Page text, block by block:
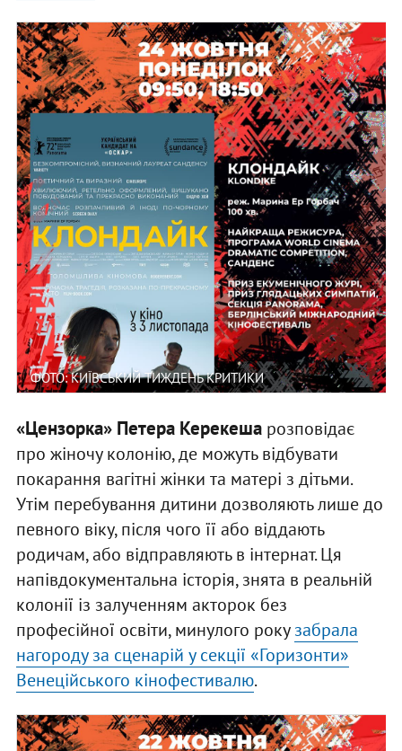
ФОТО: КИЇВСЬКИЙ ТИЖДЕНЬ КРИТИКИ
«Цензорка» Петера Керекешарозповідає
про жіночу колонію, де можуть відбувати
покарання вагітні жінки та матері з дітьми.
Утім перебування дитини дозволяють лише до
певного віку, після чого її або віддають
родичам, або відправляють в інтернат. Ця
напівдокументальна історія, знята в реальній
колонії із залученням акторок без
професійної освіти, минулого рокузабрала
нагороду за сценарій у секції «Горизонти»
Венеційського кінофестивалю.